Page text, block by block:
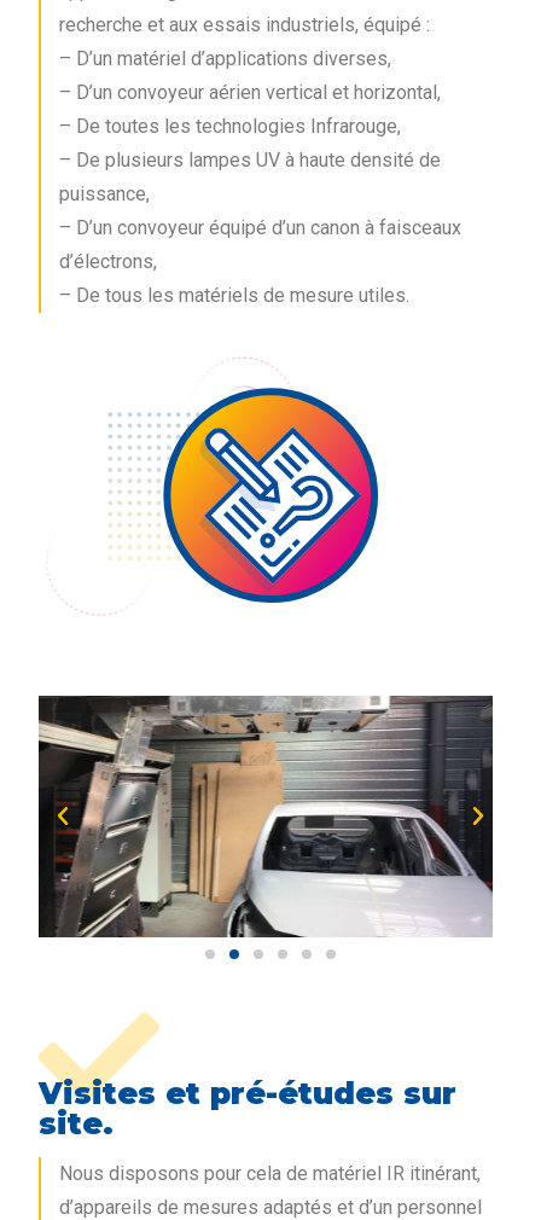
recherche et aux essais industriels, équipé :
– D’un matériel d’applications diverses,
– D’un convoyeur aérien vertical et horizontal,
– De toutes les technologies Infrarouge,
– De plusieurs lampes UV à haute densité de
puissance,
– D’un convoyeur équipé d’un canon à faisceaux
d’électrons,
– De tous les matériels de mesure utiles.
Visites et pré-études sur
site.
Nous disposons pour cela de matériel IR itinérant,
d’appareils de mesures adaptés et d’un personnel